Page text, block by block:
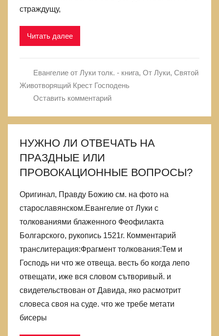
страждущу,
Читать далее
Евангелие от Луки толк. - книга, От Луки, Святой
Животворящий Крест Господень
Оставить комментарий
НУЖНО ЛИ ОТВЕЧАТЬ НА
ПРАЗДНЫЕ ИЛИ
ПРОВОКАЦИОННЫЕ ВОПРОСЫ?
Оригинал, Правду Божию см. на фото на
старославянском.Евангелие от Луки с
толкованиями блаженного Феофилакта
Болгарского, рукопись 1521г. Комментарий
транслитерация:Фрагмент толкования:Тем и
Господь ни что же отвеща. весть бо когда лепо
отвещати, иже вся словом сътворивый. и
свидетельствован от Давида, яко расмотрит
словеса своя на суде. что же требе метати
бисеры